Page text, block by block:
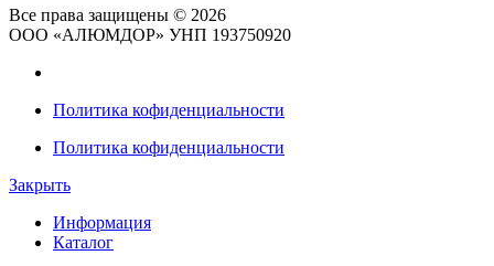
Все права защищены © 2026
ООО «АЛЮМДОР» УНП 193750920
Политика кофиденциальности
Политика кофиденциальности
Закрыть
Информация
Каталог